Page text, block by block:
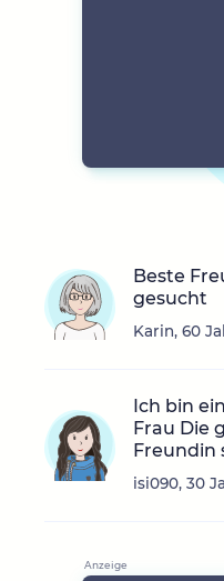
Beste
gesucht
Karin, 60
Ich bin
Frau Die
Freundin
isi090, 30